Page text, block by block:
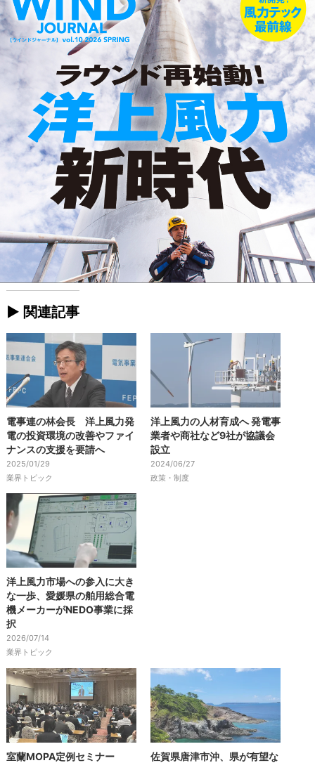
► 関連記事
電事連の林会長 洋上風力発
電の投資環境の改善やファイ
ナンスの支援を要請へ
2025/01/29
業界トピック
洋上風力の人材育成へ 発電事
業者や商社など9社が協議会
設立
2024/06/27
政策・制度
洋上風力市場への参入に大き
な一歩、愛媛県の舶用総合電
機メーカーがNEDO事業に採
択
2026/07/14
業界トピック
室蘭MOPA定例セミナー
佐賀県唐津市沖、県が有望な